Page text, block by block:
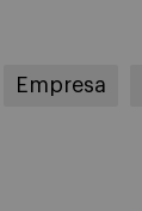
Empresa